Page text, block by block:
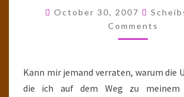
October 30, 2007
Comments
Kann mir jemand verraten, warum die
die ich auf dem Weg zu meinem